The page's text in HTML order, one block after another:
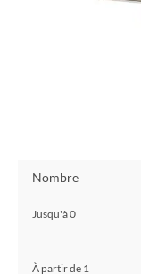
Nombre
Jusqu'à0
À partir de 1